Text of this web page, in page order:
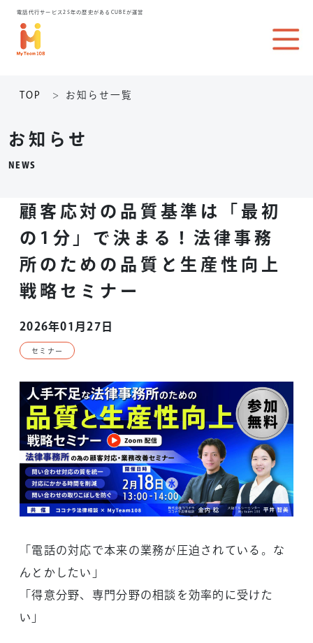
電話代行サービス25年の歴史があるCUBEが運営
TOP お知らせ一覧
お知らせ
NEWS
顧客応対の品質基準は「最初
の1分」で決まる！法律事務
所のための品質と生産性向上
戦略セミナー
2026年01月27日
セミナー
「電話の対応で本来の業務が圧迫されている。な
んとかしたい」
「得意分野、専門分野の相談を効率的に受けた
い」